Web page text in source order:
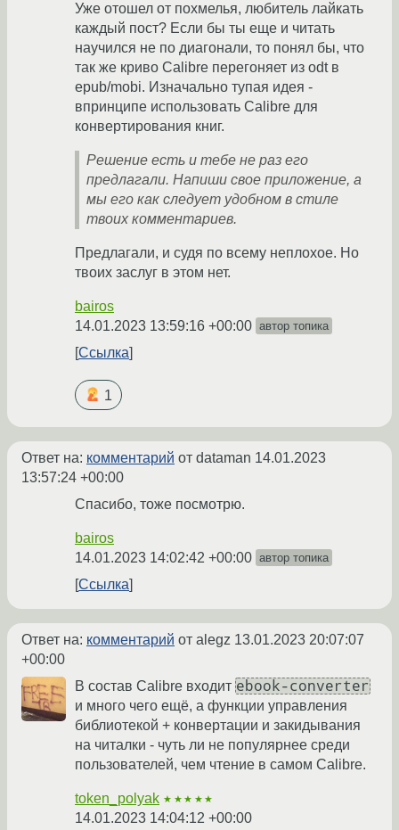
Уже отошел от похмелья, любитель лайкать
каждый пост? Если бы ты еще и читать
научился не по диагонали, то понял бы, что
так же криво Calibre перегоняет из odt в
epub/mobi. Изначально тупая идея -
впринципе использовать Calibre для
конвертирования книг.
Решение есть и тебе не раз его
предлагали. Напиши свое приложение, а
мы его как следует удобном в стиле
твоих комментариев.
Предлагали, и судя по всему неплохое. Но
твоих заслуг в этом нет.
bairos
14.01.2023 13:59:16 +00:00 автор топика
Ссылка
1
Ответ на: комментарий от dataman 14.01.2023
13:57:24 +00:00
Спасибо, тоже посмотрю.
bairos
14.01.2023 14:02:42 +00:00 автор топика
Ссылка
Ответ на: комментарий от alegz 13.01.2023 20:07:07
+00:00
В состав Calibre входит ebook-converter
и много чего ещё, а функции управления
библиотекой + конвертации и закидывания
на читалки - чуть ли не популярнее среди
пользователей, чем чтение в самом Calibre.
token_polyak ★★★★★
14.01.2023 14:04:12 +00:00